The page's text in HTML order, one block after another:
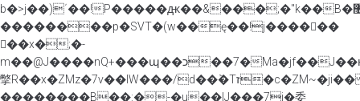
b�>j��)΄��!P�����ԫ��&���;�"k��B�޶�}
��������p�SVT�(w��ę��!j������
��x�;�-
m��@J����nQ+���պ��כ��7�Ma�jf��J��ͱ4j���Ѳ�
撆R��x�ZMz�7v��IW���/d��ٞ�Тז�c�ZM~�ji�� ߒ��sQz�����Ԡ��DW��3�De�n"��M�+/
��������B��:�-�u��IJ���7j�委